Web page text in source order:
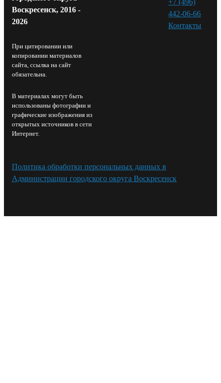
Воскресенск, 2016 -
2026
При цитировании или
копировании материалов
сайта, ссылка на сайт
обязательна.
В материалах могут быть
использованы фотографии и
графические изображения из
открытых источников в сети
Интернет.
442-06-66
Контакты⁠
Политика обработки персональных данных в
Администрации городского округа Воскресенск